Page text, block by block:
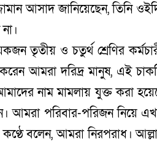
আসাদ জানিয়েছেন, তিনি
তৃতীয় ও চতুর্থ শ্রেণির
আমরা দরিদ্র মানুষ, এই
নাম মামলায় যুক্ত করা
আমরা পরিবার-পরিজন নিয়ে
কণ্ঠে বলেন, আমরা নিরপরাধ।